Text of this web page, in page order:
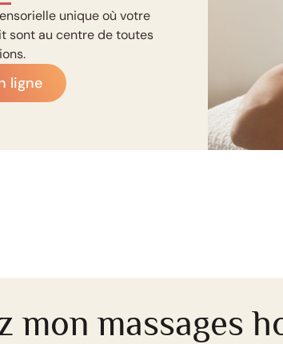
unique où votre
sont au centre de toutes
ligne
mon massages